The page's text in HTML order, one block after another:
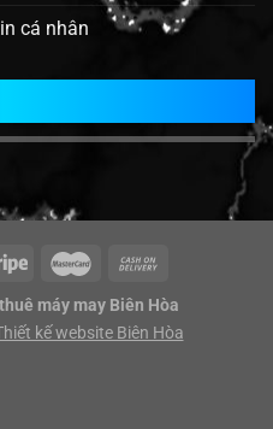
cá nhân
máy may Biên Hòa
kế website Biên Hòa